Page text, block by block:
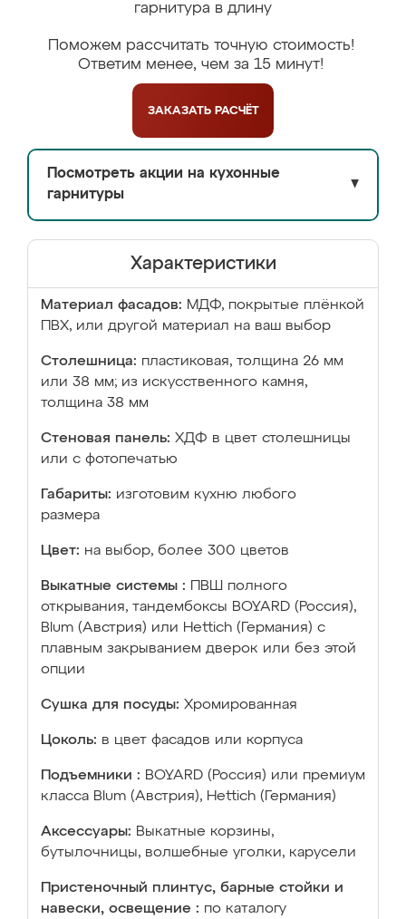
гарнитура в длину
Поможем рассчитать точную стоимость!
Ответим менее, чем за 15 минут!
ЗАКАЗАТЬ РАСЧЁТ
Посмотреть акции на кухонные
гарнитуры
▼
Характеристики
Материал фасадов: МДФ, покрытые плёнкой
ПВХ, или другой материал на ваш выбор
Столешница: пластиковая, толщина 26 мм
или 38 мм; из искусственного камня,
толщина 38 мм
Стеновая панель: ХДФ в цвет столешницы
или с фотопечатью
Габариты: изготовим кухню любого
размера
Цвет: на выбор, более 300 цветов
Выкатные системы :
ПВШ полного
открывания, тандембоксы BOYARD (Россия),
Blum (Австрия) или Hettich (Германия) с
плавным закрыванием дверок или без этой
опции
Сушка для посуды: Хромированная
Цоколь: в цвет фасадов или корпуса
Подъемники : BOYARD (Россия) или премиум
класса Blum (Австрия), Hettich (Германия)
Аксессуары: Выкатные корзины,
бутылочницы, волшебные уголки, карусели
Пристеночный плинтус, барные стойки и
навески, освещение : по каталогу